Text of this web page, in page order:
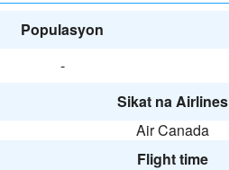
Populasyon
-
Sikat na Airlines
Air Canada
Flight time